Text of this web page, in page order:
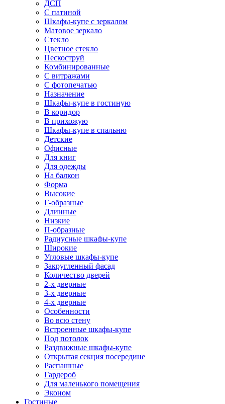
ДСП
С патиной
Шкафы-купе с зеркалом
Матовое зеркало
Стекло
Цветное стекло
Пескоструй
Комбинированные
С витражами
С фотопечатью
Назначение
Шкафы-купе в гостиную
В коридор
В прихожую
Шкафы-купе в спальню
Детские
Офисные
Для книг
Для одежды
На балкон
Форма
Высокие
Г-образные
Длинные
Низкие
П-образные
Радиусные шкафы-купе
Широкие
Угловые шкафы-купе
Закругленный фасад
Количество дверей
2-х дверные
3-х дверные
4-х дверные
Особенности
Во всю стену
Встроенные шкафы-купе
Под потолок
Раздвижные шкафы-купе
Открытая секция посередине
Распашные
Гардероб
Для маленького помещения
Эконом
Гостиные